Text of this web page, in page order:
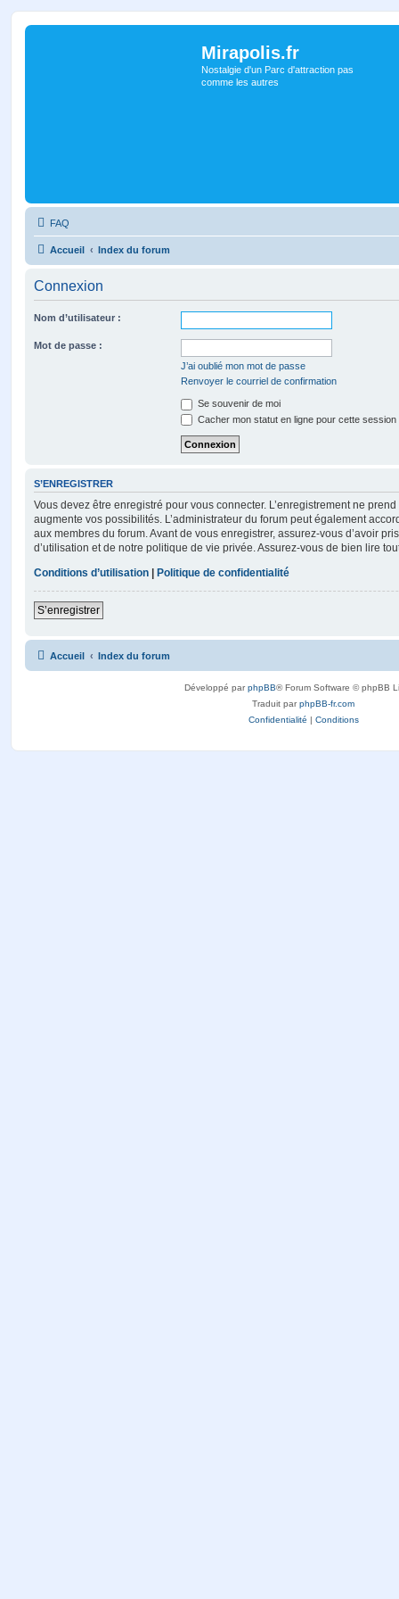
Mirapolis.fr
Nostalgie d'un Parc d'attraction pas
comme les autres
FAQ
Accueil Index du forum
Connexion
Nom d’utilisateur :
Mot de passe :
J’ai oublié mon mot de passe
Renvoyer le courriel de confirmation
Se souvenir de moi
Cacher mon statut en ligne pour cette session
S’ENREGISTRER
Vous devez être enregistré pour vous connecter. L’enregistrement ne
augmente vos possibilités. L’administrateur du forum peut également
aux membres du forum. Avant de vous enregistrer, assurez-vous d’avoir
d’utilisation et de notre politique de vie privée. Assurez-vous de bien lire
Conditions d’utilisation | Politique de confidentialité
S’enregistrer
Accueil Index du forum
Développé parphpBB® Forum Software © phpBB
Traduit parphpBB-fr.com
Confidentialité | Conditions